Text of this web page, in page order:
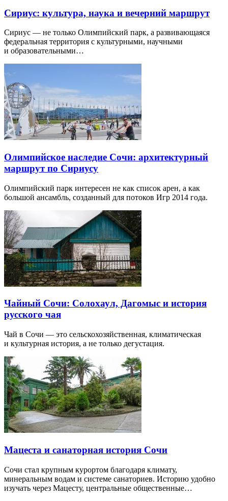
Сириус: культура, наука и вечерний маршрут
Сириус — не только Олимпийский парк, а развивающаяся
федеральная территория с культурными, научными
и образовательными…
Олимпийское наследие Сочи: архитектурный
маршрут по Сириусу
Олимпийский парк интересен не как список арен, а как
большой ансамбль, созданный для потоков Игр 2014 года.
Чайный Сочи: Солохаул, Дагомыс и история
русского чая
Чай в Сочи — это сельскохозяйственная, климатическая
и культурная история, а не только дегустация.
Мацеста и санаторная история Сочи
Сочи стал крупным курортом благодаря климату,
минеральным водам и системе санаториев. Историю удобно
изучать через Мацесту, центральные общественные…